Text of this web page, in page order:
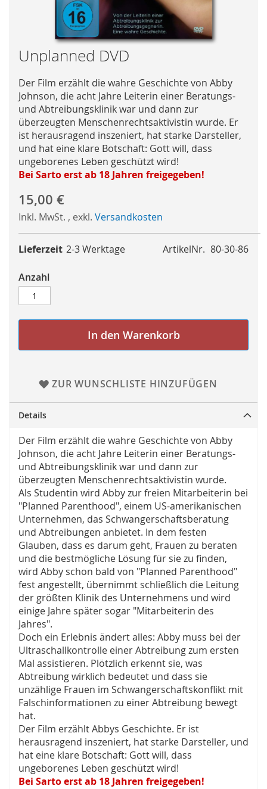
Skip
to
the
beginning
of
the
images
gallery
Unplanned DVD
Der Film erzählt die wahre Geschichte von Abby
Johnson, die acht Jahre Leiterin einer Beratungs-
und Abtreibungsklinik war und dann zur
überzeugten Menschenrechtsaktivistin wurde. Er
ist herausragend inszeniert, hat starke Darsteller,
und hat eine klare Botschaft: Gott will, dass
ungeborenes Leben geschützt wird!
Bei Sarto erst ab 18 Jahren freigegeben!
15,00 €
Inkl. MwSt. , exkl. Versandkosten
ArtikelNr. 80-30-86
Lieferzeit 2-3 Werktage
Anzahl
In den Warenkorb
ZUR WUNSCHLISTE HINZUFÜGEN
Details
Der Film erzählt die wahre Geschichte von Abby
Johnson, die acht Jahre Leiterin einer Beratungs-
und Abtreibungsklinik war und dann zur
überzeugten Menschenrechtsaktivistin wurde.
Als Studentin wird Abby zur freien Mitarbeiterin bei
"Planned Parenthood", einem US-amerikanischen
Unternehmen, das Schwangerschaftsberatung
und Abtreibungen anbietet. In dem festen
Glauben, dass es darum geht, Frauen zu beraten
und die bestmögliche Lösung für sie zu finden,
wird Abby schon bald von "Planned Parenthood"
fest angestellt, übernimmt schließlich die Leitung
der größten Klinik des Unternehmens und wird
einige Jahre später sogar "Mitarbeiterin des
Jahres".
Doch ein Erlebnis ändert alles: Abby muss bei der
Ultraschallkontrolle einer Abtreibung zum ersten
Mal assistieren. Plötzlich erkennt sie, was
Abtreibung wirklich bedeutet und dass sie
unzählige Frauen im Schwangerschaftskonflikt mit
Falschinformationen zu einer Abtreibung bewegt
hat.
Der Film erzählt Abbys Geschichte. Er ist
herausragend inszeniert, hat starke Darsteller, und
hat eine klare Botschaft: Gott will, dass
ungeborenes Leben geschützt wird!
Bei Sarto erst ab 18 Jahren freigegeben!